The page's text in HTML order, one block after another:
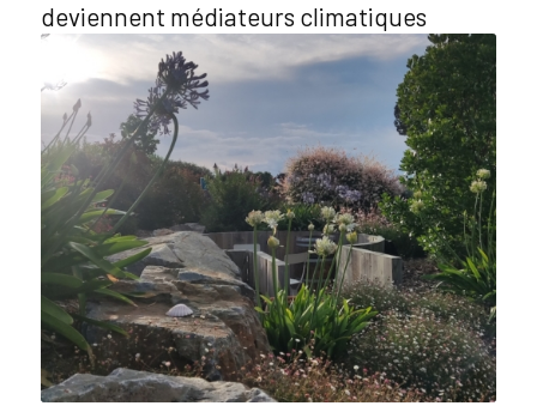
deviennent médiateurs climatiques